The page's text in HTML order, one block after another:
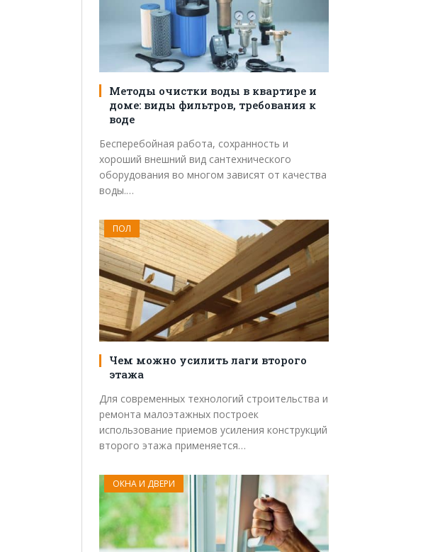
Методы очистки воды в квартире и
доме: виды фильтров, требования к
воде
Бесперебойная работа, сохранность и
хороший внешний вид сантехнического
оборудования во многом зависят от качества
воды.…
ПОЛ
Чем можно усилить лаги второго
этажа
Для современных технологий строительства и
ремонта малоэтажных построек
использование приемов усиления конструкций
второго этажа применяется…
ОКНА И ДВЕРИ